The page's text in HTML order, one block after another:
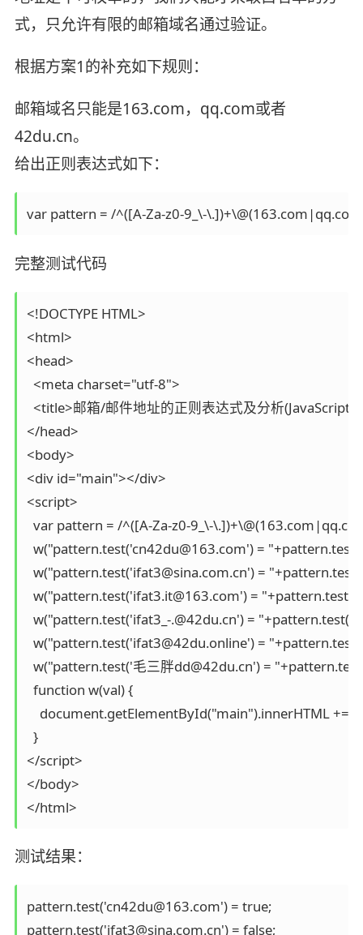
式，只允许有限的邮箱域名通过验证。
根据方案1的补充如下规则：
邮箱域名只能是163.com，qq.com或者
42du.cn。
给出正则表达式如下：
var pattern = /^([A-Za-z0-9_\-
完整测试代码
<!DOCTYPE HTML>
<html>
<head>
  <meta charset="utf-8">
<title>邮箱/邮件地址的正则表达式及分析(JavaScript
</head>
<body>
<div id="main"></div>
<script>
var pattern = /^([A-Za-z0-9_\-
w("pattern.test('cn42du@163.com') =
w("pattern.test('ifat3@sina.com.cn') =
w("pattern.test('ifat3.it@163.com') =
w("pattern.test('ifat3_-.@42du.cn') =
w("pattern.test('ifat3@42du.online') =
w("pattern.test('毛三胖dd@42du.cn') =
  function w(val) {
document.getElementById("main").innerHTML +=
  }
</script>
</body>
</html>
测试结果：
pattern.test('cn42du@163.com') = true;
pattern.test('ifat3@sina.com.cn') = false;